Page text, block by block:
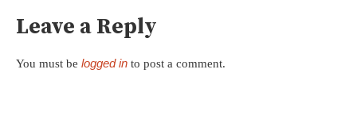
Leave a Reply
You must be logged in to post a comment.